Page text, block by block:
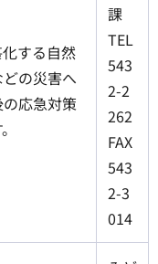
する自然
の災害へ
応急対策
課
TEL
543
2-2
262
FAX
543
2-3
014